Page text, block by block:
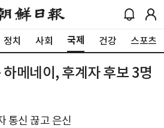
정치 사회 국제 건강 스포츠
메네이, 후계자 후보 3명
통신 끊고 은신